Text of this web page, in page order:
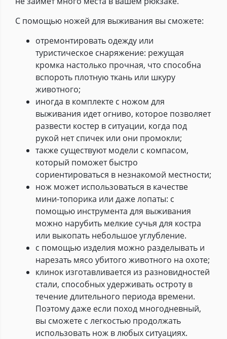
С помощью ножей для выживания вы сможете:
отремонтировать одежду или
туристическое снаряжение: режущая
кромка настолько прочная, что способна
вспороть плотную ткань или шкуру
животного;
иногда в комплекте с ножом для
выживания идет огниво, которое позволяет
развести костер в ситуации, когда под
рукой нет спичек или они промокли;
также существуют модели с компасом,
который поможет быстро
сориентироваться в незнакомой местности;
нож может использоваться в качестве
мини-топорика или даже лопаты: с
помощью инструмента для выживания
можно нарубить мелкие сучья для костра
или выкопать небольшое углубление.
с помощью изделия можно разделывать и
нарезать мясо убитого животного на охоте;
клинок изготавливается из разновидностей
стали, способных удерживать остроту в
течение длительного периода времени.
Поэтому даже если поход многодневный,
вы сможете с легкостью продолжать
использовать нож в любых ситуациях.